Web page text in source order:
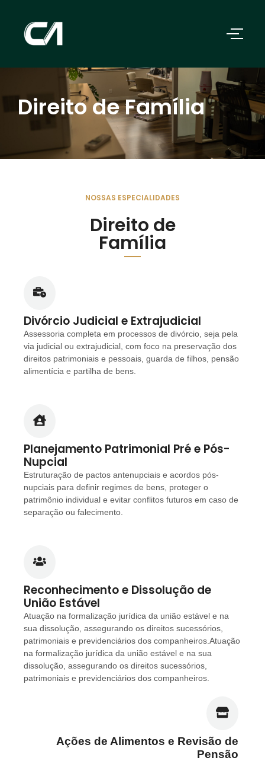
Direito de Família
NOSSAS ESPECIALIDADES
Direito de
Família
Divórcio Judicial e Extrajudicial
Assessoria completa em processos de divórcio, seja pela
via judicial ou extrajudicial, com foco na preservação dos
direitos patrimoniais e pessoais, guarda de filhos, pensão
alimentícia e partilha de bens.
Planejamento Patrimonial Pré e Pós-
Nupcial
Estruturação de pactos antenupciais e acordos pós-
nupciais para definir regimes de bens, proteger o
patrimônio individual e evitar conflitos futuros em caso de
separação ou falecimento.
Reconhecimento e Dissolução de
União Estável
Atuação na formalização jurídica da união estável e na
sua dissolução, assegurando os direitos sucessórios,
patrimoniais e previdenciários dos companheiros.Atuação
na formalização jurídica da união estável e na sua
dissolução, assegurando os direitos sucessórios,
patrimoniais e previdenciários dos companheiros.
Ações de Alimentos e Revisão de
Pensão